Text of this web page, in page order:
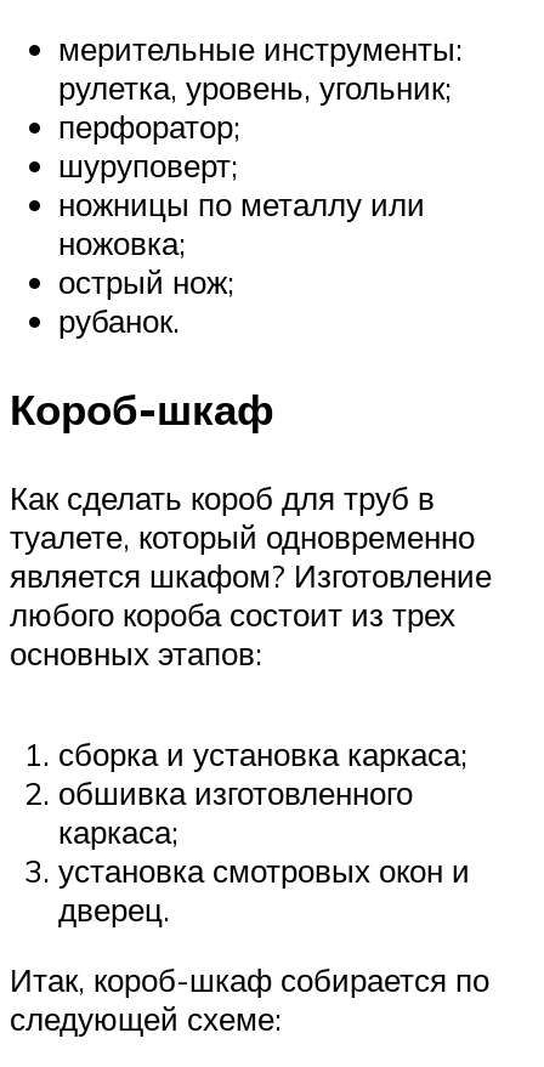
мерительные инструменты:
рулетка, уровень, угольник;
перфоратор;
шуруповерт;
ножницы по металлу или
ножовка;
острый нож;
рубанок.
Короб-шкаф
Как сделать короб для труб в
туалете, который одновременно
является шкафом? Изготовление
любого короба состоит из трех
основных этапов:
сборка и установка каркаса;
обшивка изготовленного
каркаса;
установка смотровых окон и
дверец.
Итак, короб-шкаф собирается по
следующей схеме: